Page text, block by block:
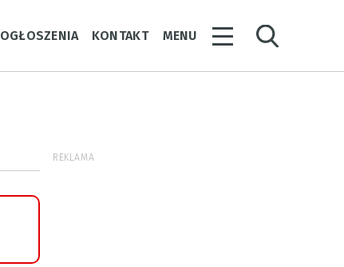
OGŁOSZENIA KONTAKT MENU
REKLAMA